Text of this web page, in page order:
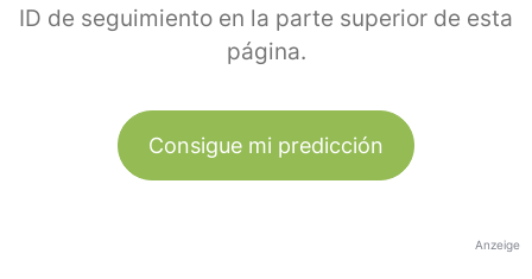
ID de seguimiento en la parte superior de esta
página.
Consigue mi predicción
Anzeige